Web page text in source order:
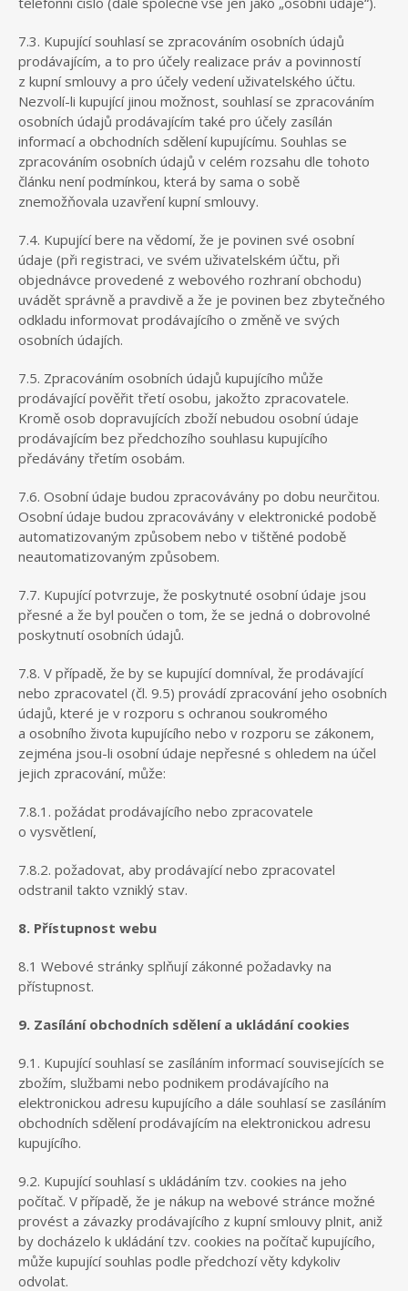
7.3. Kupující souhlasí se zpracováním osobních údajů
prodávajícím, a to pro účely realizace práv a povinností
z kupní smlouvy a pro účely vedení uživatelského účtu.
Nezvolí-li kupující jinou možnost, souhlasí se zpracováním
osobních údajů prodávajícím také pro účely zasílán
informací a obchodních sdělení kupujícímu. Souhlas se
zpracováním osobních údajů v celém rozsahu dle tohoto
článku není podmínkou, která by sama o sobě
znemožňovala uzavření kupní smlouvy.
7.4. Kupující bere na vědomí, že je povinen své osobní
údaje (při registraci, ve svém uživatelském účtu, při
objednávce provedené z webového rozhraní obchodu)
uvádět správně a pravdivě a že je povinen bez zbytečného
odkladu informovat prodávajícího o změně ve svých
osobních údajích.
7.5. Zpracováním osobních údajů kupujícího může
prodávající pověřit třetí osobu, jakožto zpracovatele.
Kromě osob dopravujících zboží nebudou osobní údaje
prodávajícím bez předchozího souhlasu kupujícího
předávány třetím osobám.
7.6. Osobní údaje budou zpracovávány po dobu neurčitou.
Osobní údaje budou zpracovávány v elektronické podobě
automatizovaným způsobem nebo v tištěné podobě
neautomatizovaným způsobem.
7.7. Kupující potvrzuje, že poskytnuté osobní údaje jsou
přesné a že byl poučen o tom, že se jedná o dobrovolné
poskytnutí osobních údajů.
7.8. V případě, že by se kupující domníval, že prodávající
nebo zpracovatel (čl. 9.5) provádí zpracování jeho osobních
údajů, které je v rozporu s ochranou soukromého
a osobního života kupujícího nebo v rozporu se zákonem,
zejména jsou-li osobní údaje nepřesné s ohledem na účel
jejich zpracování, může:
7.8.1. požádat prodávajícího nebo zpracovatele
o vysvětlení,
7.8.2. požadovat, aby prodávající nebo zpracovatel
odstranil takto vzniklý stav.
8. Přístupnost webu
8.1 Webové stránky splňují zákonné požadavky na
přístupnost.
9. Zasílání obchodních sdělení a ukládání cookies
9.1. Kupující souhlasí se zasíláním informací souvisejících se
zbožím, službami nebo podnikem prodávajícího na
elektronickou adresu kupujícího a dále souhlasí se zasíláním
obchodních sdělení prodávajícím na elektronickou adresu
kupujícího.
9.2. Kupující souhlasí s ukládáním tzv. cookies na jeho
počítač. V případě, že je nákup na webové stránce možné
provést a závazky prodávajícího z kupní smlouvy plnit, aniž
by docházelo k ukládání tzv. cookies na počítač kupujícího,
může kupující souhlas podle předchozí věty kdykoliv
odvolat.